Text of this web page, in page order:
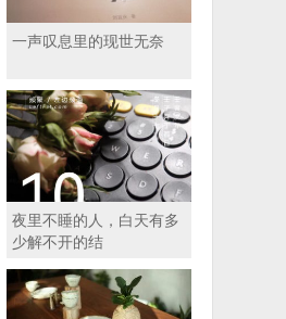
一声叹息里的现世无奈
夜里不睡的人，白天有多
少解不开的结